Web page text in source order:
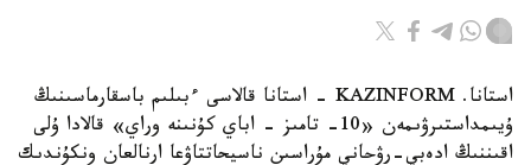
استانا. KAZINFORM - استانا قالاسى ءبىلىم باسقارماسىنىڭ
ۇيىمداستىرۋىمەن «10- تامىز - اباي كۇنىنە وراي» قالادا ۇلى
اقىننىڭ ادەبي-رۋحاني مۇراسىن ناسيحاتتاۋعا ارنالعان ونكۇندىك